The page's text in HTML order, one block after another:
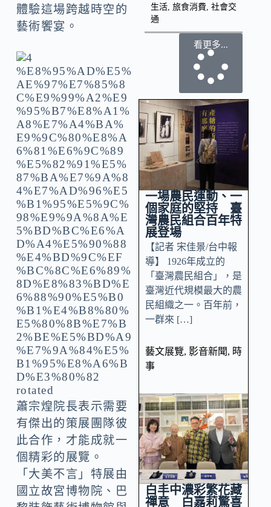
體驗這場跨越時空的
藝術饗宴。
蕭宗煌院長表示需要
有傑出的策展團隊彼
此合作，才能成就一
個精彩的展覽。
「大美不言」特展由
國立故宮博物院、巴
生活, 旅食消費 社會交
通
看更多...
一場農民運動、一
個家庭的堅持 臺
灣農民組合百年特
展登場
【記者 宋佳景/台中報
導】 1926年成立的
「臺灣農民組合」，是
臺灣近代規模最大的農
民組織之一。百年前，
一群來 […]
藝文展覽, 影音新聞, 時
事
白丰中濃彩繁花藏
禪意 白嘉莉驚喜